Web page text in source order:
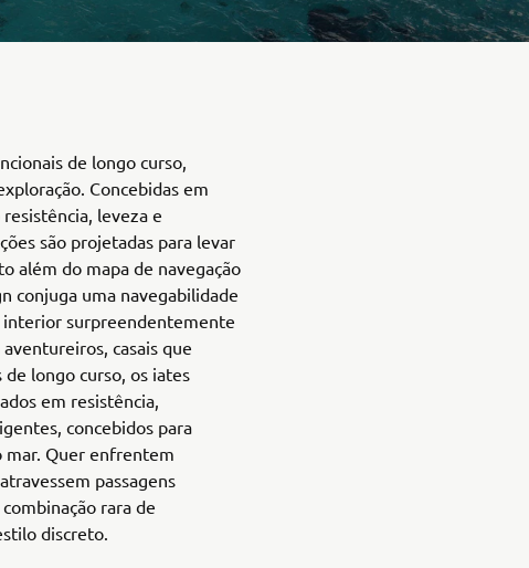
de longo curso,
Concebidas em
leveza e
são projetadas para levar
além do mapa de navegação
conjuga uma navegabilidade
surpreendentemente
casais que
longo curso, os iates
em resistência,
concebidos para
mar. Quer enfrentem
passagens
rara de
discreto.